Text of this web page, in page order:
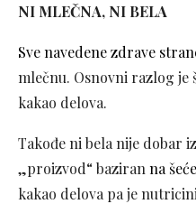
NI MLEČNA, NI BELA
Sve navedene zdrave
mlečnu. Osnovni razlog
kakao delova.
Takođe ni bela nije dobar
„proizvod“ baziran na
kakao delova pa je